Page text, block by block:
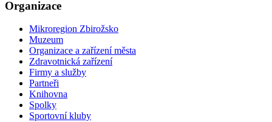
Organizace
Mikroregion Zbirožsko
Muzeum
Organizace a zařízení města
Zdravotnická zařízení
Firmy a služby
Partneři
Knihovna
Spolky
Sportovní kluby